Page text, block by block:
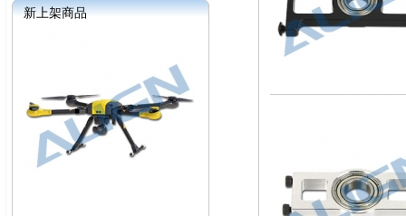
新上架商品